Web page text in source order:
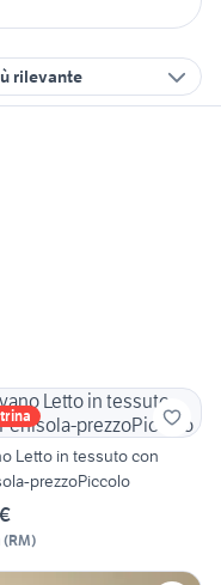
rilevante
Letto in tessuto con
prezzoPiccolo
(RM)